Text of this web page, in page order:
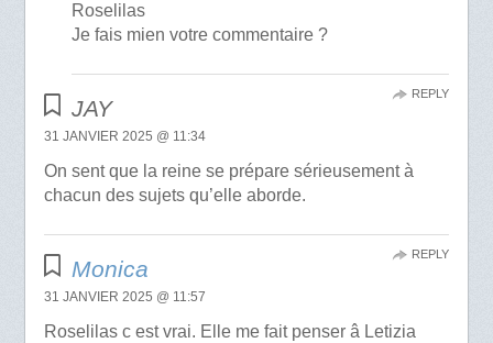
Roselilas
Je fais mien votre commentaire ?
JAY
31 JANVIER 2025 @ 11:34
On sent que la reine se prépare sérieusement à
chacun des sujets qu’elle aborde.
REPLY
Monica
31 JANVIER 2025 @ 11:57
Roselilas c est vrai. Elle me fait penser â Letizia
REPLY